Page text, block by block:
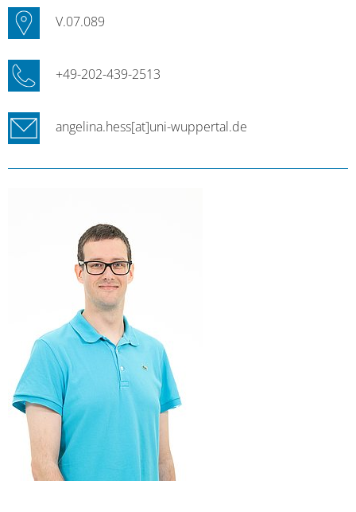
V.07.089
+49-202-439-2513
angelina.hess[at]uni-wuppertal.de